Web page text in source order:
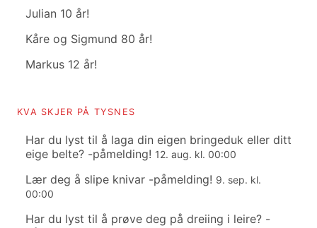
Julian 10 år!
Kåre og Sigmund 80 år!
Markus 12 år!
KVA SKJER PÅ TYSNES
Har du lyst til å laga din eigen bringeduk eller ditt
eige belte? -påmelding! 12. aug. kl. 00:00
Lær deg å slipe knivar -påmelding! 9. sep. kl.
00:00
Har du lyst til å prøve deg på dreiing i leire? -